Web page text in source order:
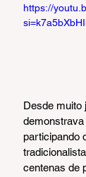
https://
Desde muito
participando
centenas de